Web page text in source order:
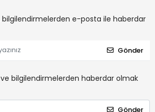
bilgilendirmelerden e-posta ile haberdar
Gönder
bilgilendirmelerden haberdar olmak
Gönder